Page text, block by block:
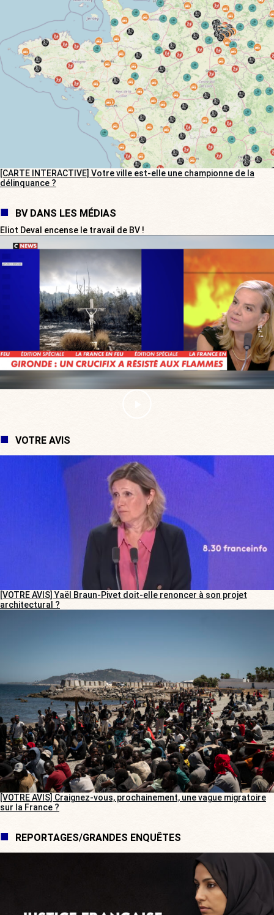
[CARTE INTERACTIVE] Votre ville est-elle une championne de la
délinquance ?
BV DANS LES MÉDIAS
Eliot Deval encense le travail de BV !
VOTRE AVIS
[VOTRE AVIS] Yaël Braun-Pivet doit-elle renoncer à son projet
architectural ?
[VOTRE AVIS] Craignez-vous, prochainement, une vague migratoire
sur la France ?
REPORTAGES/GRANDES ENQUÊTES